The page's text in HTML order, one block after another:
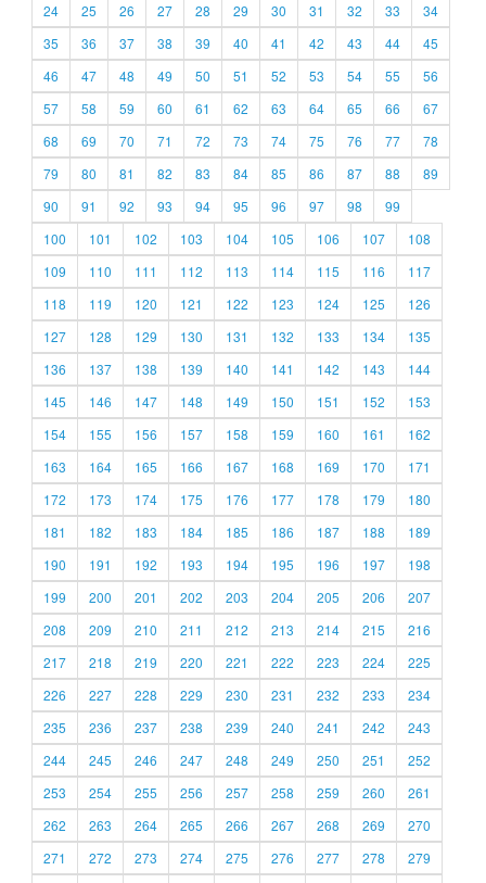
24
25 26 27 28 29 30 31 32 33
34
35
36 37 38 39 40 41 42 43 44
45
46
47 48 49 50 51 52 53 54 55
56
57
58 59 60 61 62 63 64 65 66
67
68
69 70 71 72 73 74 75 76 77
78
79
80 81 82 83 84 85 86 87 88
89
90
91 92 93 94 95 96 97 98
99
100
101 102 103 104 105 106 107
108
109
110 111 112 113 114 115 116
117
118
119 120 121 122 123 124 125
126
127
128 129 130 131 132 133 134
135
136
137 138 139 140 141 142 143
144
145
146 147 148 149 150 151 152
153
154
155 156 157 158 159 160 161
162
163
164 165 166 167 168 169 170
171
172
173 174 175 176 177 178 179
180
181
182 183 184 185 186 187 188
189
190
191 192 193 194 195 196 197
198
199
200 201 202 203 204 205 206
207
208
209 210 211 212 213 214 215
216
217
218 219 220 221 222 223 224
225
226
227 228 229 230 231 232 233
234
235
236 237 238 239 240 241 242
243
244
245 246 247 248 249 250 251
252
253
254 255 256 257 258 259 260
261
262
263 264 265 266 267 268 269
270
271
272 273 274 275 276 277 278
279